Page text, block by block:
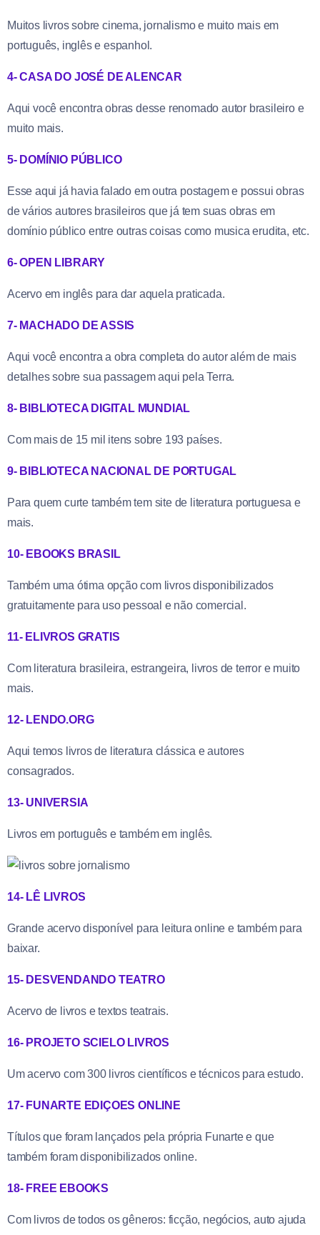
Muitos livros sobre cinema, jornalismo e muito mais em
português, inglês e espanhol.
4- CASA DO JOSÉ DE ALENCAR
Aqui você encontra obras desse renomado autor brasileiro e
muito mais.
5- DOMÍNIO PÚBLICO
Esse aqui já havia falado em outra postagem e possui obras
de vários autores brasileiros que já tem suas obras em
domínio público entre outras coisas como musica erudita, etc.
6- OPEN LIBRARY
Acervo em inglês para dar aquela praticada.
7- MACHADO DE ASSIS
Aqui você encontra a obra completa do autor além de mais
detalhes sobre sua passagem aqui pela Terra.
8- BIBLIOTECA DIGITAL MUNDIAL
Com mais de 15 mil itens sobre 193 países.
9- BIBLIOTECA NACIONAL DE PORTUGAL
Para quem curte também tem site de literatura portuguesa e
mais.
10- EBOOKS BRASIL
Também uma ótima opção com livros disponibilizados
gratuitamente para uso pessoal e não comercial.
11- ELIVROS GRATIS
Com literatura brasileira, estrangeira, livros de terror e muito
mais.
12- LENDO.ORG
Aqui temos livros de literatura clássica e autores
consagrados.
13- UNIVERSIA
Livros em português e também em inglês.
14- LÊ LIVROS
Grande acervo disponível para leitura online e também para
baixar.
15- DESVENDANDO TEATRO
Acervo de livros e textos teatrais.
16- PROJETO SCIELO LIVROS
Um acervo com 300 livros científicos e técnicos para estudo.
17- FUNARTE EDIÇOES ONLINE
Títulos que foram lançados pela própria Funarte e que
também foram disponibilizados online.
18- FREE EBOOKS
Com livros de todos os gêneros: ficção, negócios, auto ajuda